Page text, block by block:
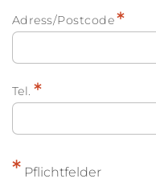
Adress/Postcode*
Tel. *
* Pflichtfelder